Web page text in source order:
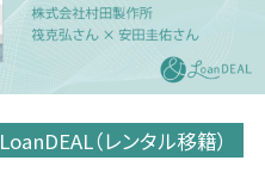
LoanDEAL（レンタル移籍）